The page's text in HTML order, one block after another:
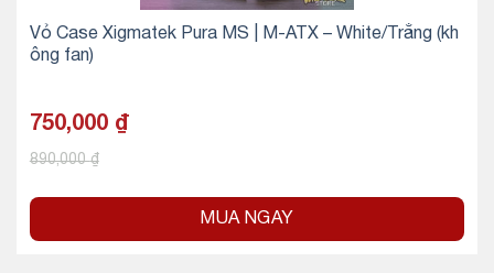
Vỏ Case Xigmatek Pura MS | M-ATX – White/Trắng (kh
ông fan)
750,000 ₫
890,000₫
MUA NGAY